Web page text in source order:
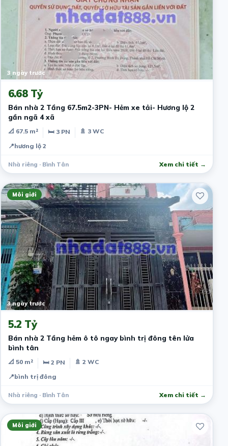
3 ngày trước
6.68 Tỷ
Bán nhà 2 Tầng 67.5m2-3PN- Hẻm xe tải- Hương lộ 2
gần ngã 4 xã
📐 67.5 m² 🛏 3 PN
🚿 3 WC
📍hương lộ 2
Nhà riêng · Bình Tân Xem chi tiết →
Môi giới
3 ngày trước
5.2 Tỷ
Bán nhà 2 Tầng hẻm ô tô ngay bình trị đông tên lửa
bình tân
📐 50 m² 🛏 2 PN
🚿 2 WC
📍bình trị đông
Nhà riêng · Bình Tân Xem chi tiết →
Môi giới